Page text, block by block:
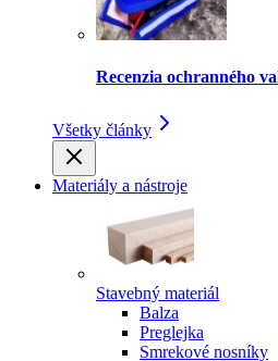
Recenzia ochranného
Všetky články
Materiály a nástroje
Stavebný materiál
Balza
Preglejka
Smrekové nosníky